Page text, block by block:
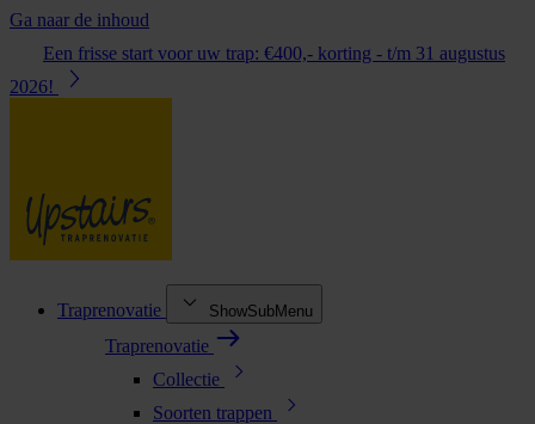
Ga naar de inhoud
Een frisse start voor uw trap: €400,- korting - t/m 31 augustus
2026!
Traprenovatie ShowSubMenu
Traprenovatie
Collectie
Soorten trappen